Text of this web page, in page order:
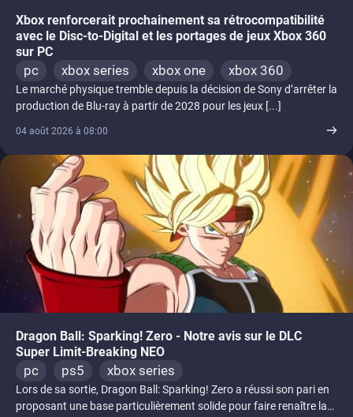
Xbox renforcerait prochainement sa rétrocompatibilité
avec le Disc-to-Digital et les portages de jeux Xbox 360
sur PC
pc xbox series xbox one xbox 360
Le marché physique tremble depuis la décision de Sony d’arrêter la
production de Blu-ray à partir de 2028 pour les jeux [...]
04 août 2026 à 08:00
Dragon Ball: Sparking! Zero - Notre avis sur le DLC
Super Limit-Breaking NEO
pc ps5 xbox series
Lors de sa sortie, Dragon Ball: Sparking! Zero a réussi son pari en
proposant une base particulièrement solide pour faire renaître la